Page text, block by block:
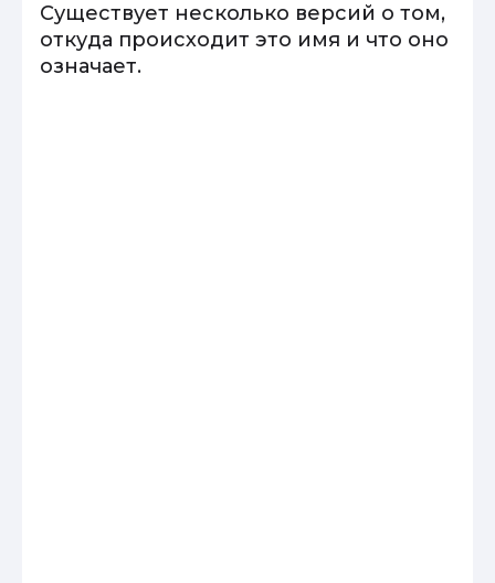
Существует несколько версий о том,
откуда происходит это имя и что оно
означает.